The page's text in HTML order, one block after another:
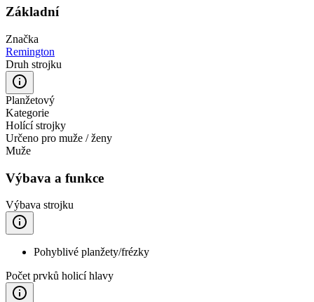
Základní
Značka
Remington
Druh strojku
Planžetový
Kategorie
Holící strojky
Určeno pro muže / ženy
Muže
Výbava a funkce
Výbava strojku
Pohyblivé planžety/frézky
Počet prvků holicí hlavy